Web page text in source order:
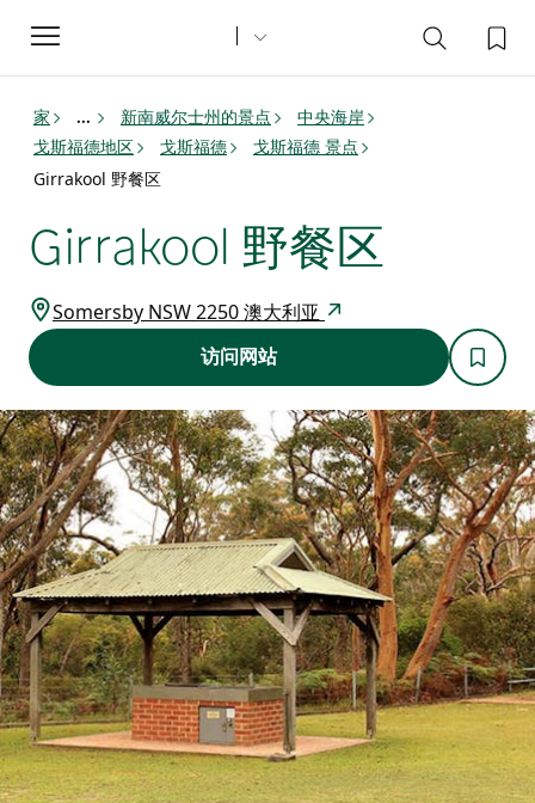
Toggle
navigation
家 ... 新南威尔士州的景点
中央海岸
戈斯福德地区
戈斯福德
戈斯福德 景点
Girrakool 野餐区
Girrakool 野餐区
Somersby NSW 2250 澳大利亚
访问网站